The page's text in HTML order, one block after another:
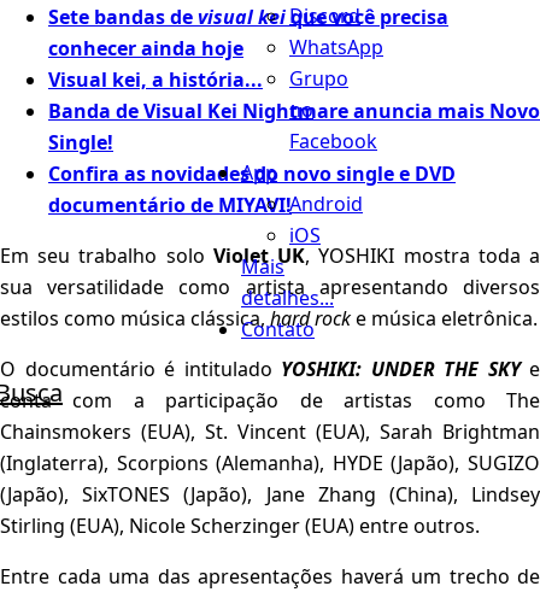
Discord
WhatsApp
Grupo
no
Facebook
App
Android
iOS
Mais
detalhes...
Contato
Sete bandas devisual keique você precisa
conhecer ainda hoje
Visual kei, a história...
Banda de Visual Kei Nightmare anuncia mais Novo
Single!
Confira as novidades do novo single e DVD
documentário de MIYAVI!
Em seu trabalho solo Violet UK, YOSHIKI mostra toda a
sua versatilidade como artista apresentando diversos
estilos como música clássica, hard rocke música eletrônica.
O documentário é intitulado YOSHIKI: UNDER THE SKYe
conta com a participação de artistas como The
Chainsmokers (EUA), St. Vincent (EUA), Sarah Brightman
(Inglaterra), Scorpions (Alemanha), HYDE (Japão), SUGIZO
(Japão), SixTONES (Japão), Jane Zhang (China), Lindsey
Stirling (EUA), Nicole Scherzinger (EUA) entre outros.
Entre cada uma das apresentações haverá um trecho de